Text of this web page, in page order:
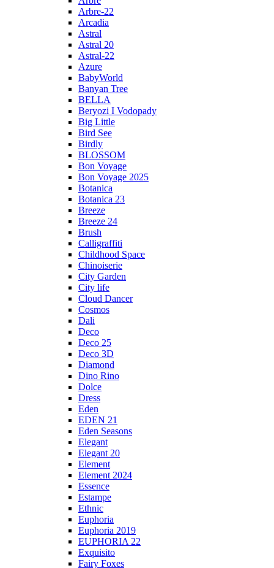
Arbre-22
Arcadia
Astral
Astral 20
Astral-22
Azure
BabyWorld
Banyan Tree
BELLA
Beryozi I Vodopady
Big Little
Bird See
Birdly
BLOSSOM
Bon Voyage
Bon Voyage 2025
Botanica
Botanica 23
Breeze
Breeze 24
Brush
Calligraffiti
Childhood Space
Chinoiserie
City Garden
City life
Cloud Dancer
Cosmos
Dali
Deco
Deco 25
Deco 3D
Diamond
Dino Rino
Dolce
Dress
Eden
EDEN 21
Eden Seasons
Elegant
Elegant 20
Element
Element 2024
Essence
Estampe
Ethnic
Euphoria
Euphoria 2019
EUPHORIA 22
Exquisito
Fairy Foxes